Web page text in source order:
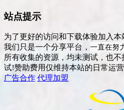
站点提示
为了更好的访问和下载体验加入本
我们只是一个分享平台， 一直在努
所有收集的资源，均未测试，也
试!赞助费用仅维持本站的日常运营
广告合作 代理加盟